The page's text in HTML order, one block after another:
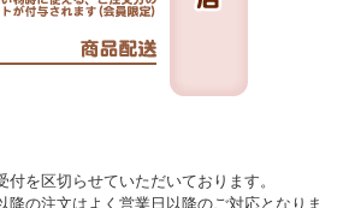
を区切らせていただいております。
降の注文はよく営業日以降のご対応となりま